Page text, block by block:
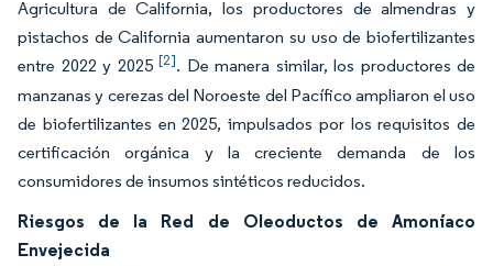
Agricultura de California, los productores de almendras y
pistachos de California aumentaron su uso de biofertilizantes
entre 2022 y 2025 [2]. De manera similar, los productores de
manzanas y cerezas del Noroeste del Pacífico ampliaron el uso
de biofertilizantes en 2025, impulsados por los requisitos de
certificación orgánica y la creciente demanda de los
consumidores de insumos sintéticos reducidos.
Riesgos de la Red de Oleoductos de Amoníaco
Envejecida